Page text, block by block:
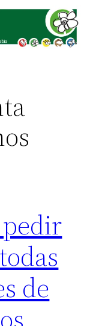
de